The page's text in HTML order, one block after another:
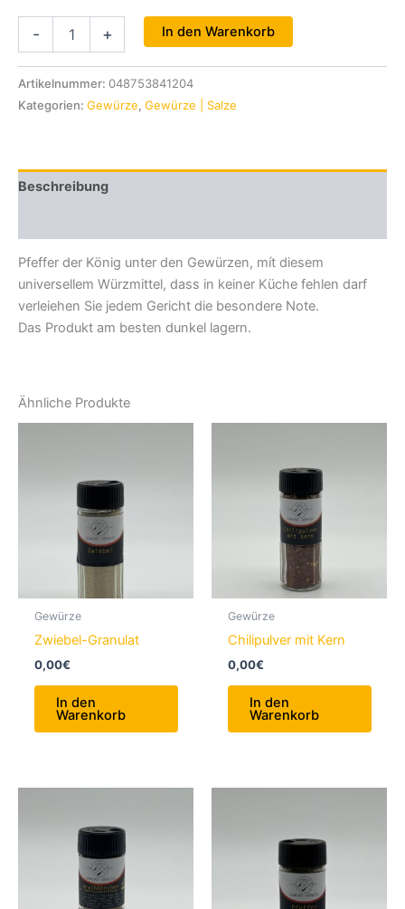
-
Menge
+ In den Warenkorb
Artikelnummer: 048753841204
Kategorien: Gewürze, Gewürze | Salze
Beschreibung
Pfeffer der König unter den Gewürzen, mít diesem
universellem Würzmittel, dass in keiner Küche fehlen darf
verleiehen Sie jedem Gericht die besondere Note.
Das Produkt am besten dunkel lagern.
Ähnliche Produkte
Gewürze
Zwiebel-Granulat
0,00€
In den
Warenkorb
Gewürze
Chilipulver mit Kern
0,00€
In den
Warenkorb